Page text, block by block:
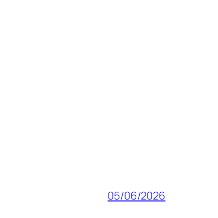
05/06/2026